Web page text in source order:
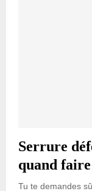
Serrure
quand
Tu te demandes